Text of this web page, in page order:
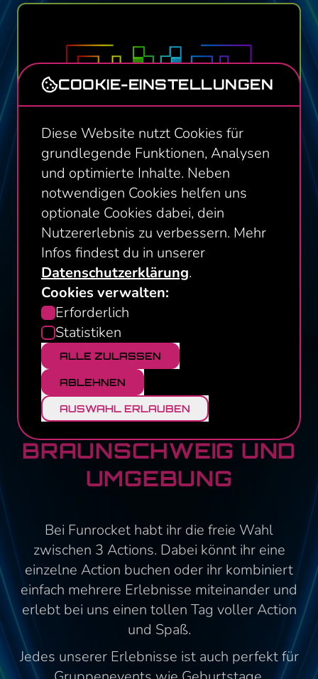
PIXEL GAMES
Ein Raum voller Action und Spaß stellt
euch vor sportliche Herausforderungen.
ALLES ZU PIXEL GAMES
SPASS UND ACTION B
EI FUNROCKET FÜR B
RAUNSCHWEIG UND U
MGEBUNG
Bei Funrocket habt ihr die freie Wahl
zwischen 3 Actions. Dabei könnt ihr eine
einzelne Action buchen oder ihr kombiniert
einfach mehrere Erlebnisse miteinander und
erlebt bei uns einen tollen Tag voller Action
und Spaß.
Jedes unserer Erlebnisse ist auch perfekt für
COOKIE-EINSTELLUNGEN
Diese Website nutzt Cookies für
grundlegende Funktionen, Analysen
und optimierte Inhalte. Neben
notwendigen Cookies helfen uns
optionale Cookies dabei, dein
Nutzererlebnis zu verbessern. Mehr
Infos findest du in unserer
Datenschutzerklärung.
Cookies verwalten:
Einwilligungsauswahl
Erforderlich
Statistiken
ALLE ZULASSEN
ABLEHNEN
AUSWAHL ERLAUBEN